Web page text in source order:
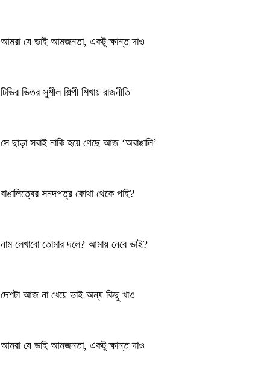
আমরা যে ভাই আমজনতা, একটু ক্ষান্ত দাও
টিভির ভিতর সুশীল শিল্পী শিখায় রাজনীতি
সে ছাড়া সবাই নাকি হয়ে গেছে আজ ‘অবাঙালি’
বাঙালিত্বের সনদপত্র কোথা থেকে পাই?
নাম লেখাবো তোমার দলে? আমায় নেবে ভাই?
দেশটা আজ না খেয়ে ভাই অন্য কিছু খাও
আমরা যে ভাই আমজনতা, একটু ক্ষান্ত দাও